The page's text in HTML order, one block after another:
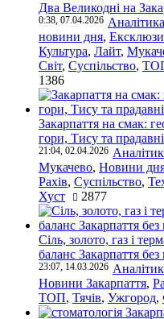
Два Великодні на
0:38, 07.04.2026 Аналітика
новини дня,
Культура, Лайт,
Світ, Суспільство,
1386
Закарпаття на смак:
гори, Тису та
21:04, 02.04.2026
Мукачево, Новини
Рахів, Суспільство,
Хуст
2877
Сіль, золото, газ і
баланс Закарпаття без
23:07, 14.03.2026
Новини Закарпаття,
ТОП, Тячів, Ужгород,